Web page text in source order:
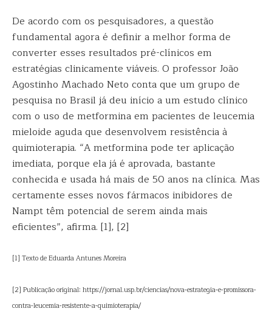
De acordo com os pesquisadores, a questão
fundamental agora é definir a melhor forma de
converter esses resultados pré-clínicos em
estratégias clinicamente viáveis. O professor João
Agostinho Machado Neto conta que um grupo de
pesquisa no Brasil já deu início a um estudo clínico
com o uso de metformina em pacientes de leucemia
mieloide aguda que desenvolvem resistência à
quimioterapia. “A metformina pode ter aplicação
imediata, porque ela já é aprovada, bastante
conhecida e usada há mais de 50 anos na clínica. Mas
certamente esses novos fármacos inibidores de
Nampt têm potencial de serem ainda mais
eficientes”, afirma. [1], [2]
[1] Texto de Eduarda Antunes Moreira
[2] Publicação original: https://jornal.usp.br/ciencias/nova-estrategia-e-promissora-
contra-leucemia-resistente-a-quimioterapia/